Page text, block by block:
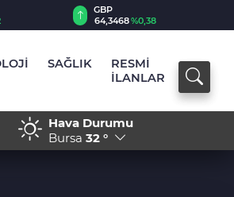
GBP
64,3468%0,38
SAĞLIK
RESMİ
İLANLAR
22:22 - Arakçi'den
Hava Durumu
Bursa 32 °